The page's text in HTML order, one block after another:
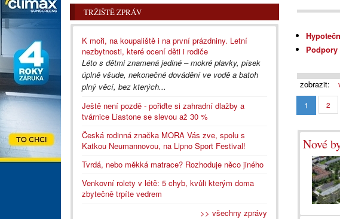
Podpory
zobrazit:
1
2
Nové
TRŽIŠTĚ ZPRÁV
K moři, na koupaliště i na první prázdniny. Letní
nezbytnosti, které ocení děti i rodiče
Léto s dětmi znamená jediné – mokré plavky, písek
úplně všude, nekonečné dovádění ve vodě a batoh
plný věcí, bez kterých...
Ještě není pozdě - pořiďte si zahradní dlažby a
tvárnice Liastone se slevou až 30 %
Česká rodinná značka MORA Vás zve, spolu s
Katkou Neumannovou, na Lipno Sport Festival!
Tvrdá, nebo měkká matrace? Rozhoduje něco jiného
Venkovní rolety v létě: 5 chyb, kvůli kterým doma
zbytečně trpíte vedrem
>> všechny zprávy